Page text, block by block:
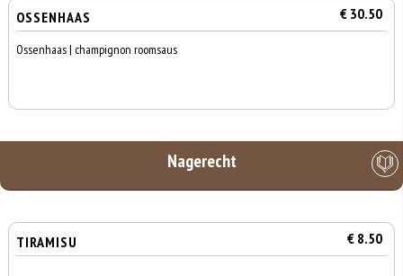
OSSENHAAS € 30.50
Ossenhaas | champignon roomsaus
Nagerecht
TIRAMISU € 8.50